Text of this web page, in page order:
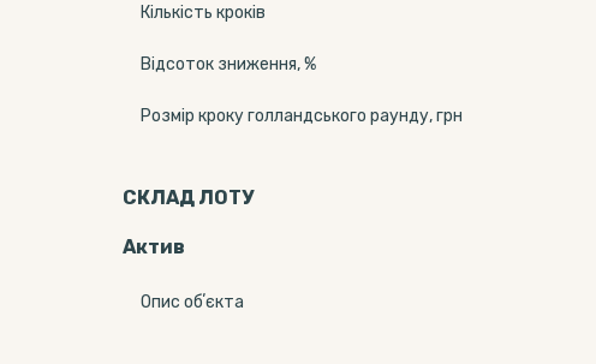
Кількість кроків
Відсоток зниження, %
Розмір кроку голландського раунду, грн
СКЛАД ЛОТУ
Актив
Опис обʼєкта